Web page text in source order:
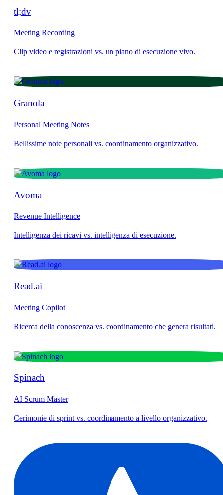
tl;dv
Meeting Recording
Granola
Personal Meeting Notes
Avoma
Revenue Intelligence
Read.ai
Meeting Copilot
Spinach
AI Scrum Master